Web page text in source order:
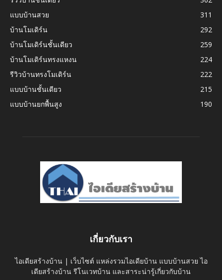
แบบบ้านสวย
311
บ้านโมเดิร์น
292
บ้านโมเดิร์นชั้นเดียว
259
บ้านโมเดิร์นทรงแหงน
224
รีวิวบ้านทรงโมเดิร์น
222
แบบบ้านชั้นเดียว
215
แบบบ้านยกพื้นสูง
190
เกี่ยวกับเรา
ไอเดียสร้างบ้าน | เว็บไซต์ แหล่งรวมไอเดียบ้าน แบบบ้านสวย ไอ
เดียสร้างบ้าน รีโนเวทบ้าน และสาระน่ารู้เกี่ยวกับบ้าน